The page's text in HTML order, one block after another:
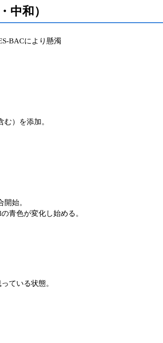
中和）
BACにより懸濁
む）を添加。
始。
青色が変化し始める。
ている状態。